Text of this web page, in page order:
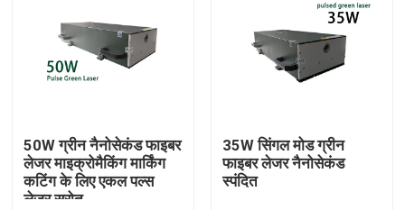
उत्पादों
वीडियो
वीआर शो
हमारे बारे में
50W ग्रीन नैनोसेकंड फाइबर
लेजर माइक्रोमैकिंग मार्किंग
कटिंग के लिए एकल पल्स
लेजर स्रोत
35W सिंगल मोड ग्रीन
फाइबर लेजर नैनोसेकंड
स्पंदित